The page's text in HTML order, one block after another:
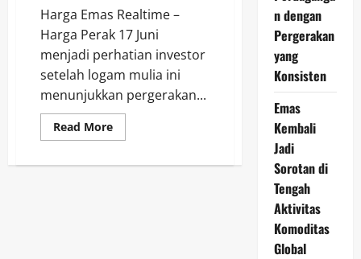
Harga Emas Realtime –
Harga Perak 17 Juni
menjadi perhatian investor
setelah logam mulia ini
menunjukkan pergerakan...
Read MoreRead
more
Makin
n dengan
Pergerakan
yang
Konsisten
Emas
Kembali
Jadi
Sorotan di
Tengah
Aktivitas
Komoditas
Global